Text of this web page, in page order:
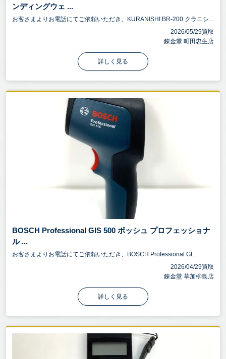
ンディングウェ ...
お客さまよりお電話にてご依頼いただき、KURANISHI BR-200 クラニシ...
2026/05/29買取
錬金堂 町田忠生店
詳しく見る
BOSCH Professional GIS 500 ボッシュ プロフェッショナ
ル ...
お客さまよりお電話にてご依頼いただき、BOSCH Professional GI...
2026/04/29買取
錬金堂 草加柳島店
詳しく見る